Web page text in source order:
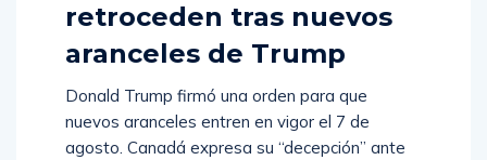
retroceden tras nuevos
aranceles de Trump
Donald Trump firmó una orden para que
nuevos aranceles entren en vigor el 7 de
agosto. Canadá expresa su “decepción” ante